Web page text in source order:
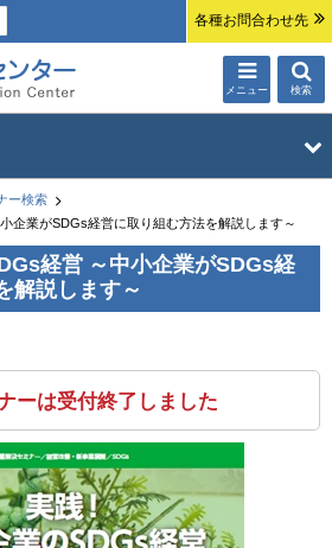
各種お問合わせ先
興
メニュー 検索
催ポリシー
ー検索
企業がSDGs経営に取り組む方法を解説します～
経営 ～中小企業がSDGs経
解説します～
ーは受付終了しました